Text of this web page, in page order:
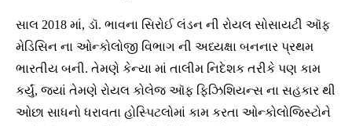
સાલ 2018 માં, ડૉ. ભાવના સિરોઈ લંડન ની રોયલ સોસાયટી ઑફ
મેડિસિન ના ઓન્કોલોજી વિભાગ ની અધ્યક્ષા બનનાર પ્રથમ
ભારતીય બની. તેમણે કેન્યા માં તાલીમ નિદેશક તરીકે પણ કામ
કર્યું, જ્યાં તેમણે રોયલ કોલેજ ઑફ ફિઝિશિયન્સ ના સહકાર થી
ઓછા સાધનો ધરાવતા હોસ્પિટલોમાં કામ કરતા ઓન્કોલોજિસ્ટોને